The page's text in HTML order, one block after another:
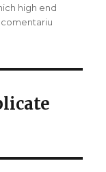
high end
comentariu